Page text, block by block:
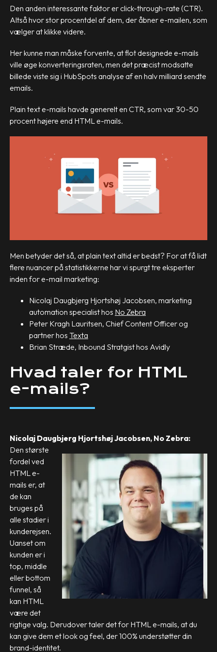
Den anden interessante faktor er click-through-rate (CTR).
Altså hvor stor procentdel af dem, der åbner e-mailen, som
vælger at klikke videre.
Her kunne man måske forvente, at flot designede e-mails
ville øge konverteringsraten, men det præcist modsatte
billede viste sig i HubSpots analyse af en halv milliard sendte
emails.
Plain text e-mails havde generelt en CTR, som var 30-50
procent højere end HTML e-mails.
Men betyder det så, at plain text altid er bedst? For at få lidt
flere nuancer på statistikkerne har vi spurgt tre eksperter
inden for e-mail marketing:
Nicolaj Daugbjerg Hjortshøj Jacobsen, marketing
automation specialist hos No Zebra
Peter Kragh Lauritsen, Chief Content Officer og
partner hos Texta
Brian Stræde, Inbound Stratgist hos Avidly
Hvad taler for HTML
e-mails?
Nicolaj Daugbjerg Hjortshøj Jacobsen, No Zebra:
Den største
fordel ved
HTML e-
mails er, at
de kan
bruges på
alle stadier i
kunderejsen.
Uanset om
kunden er i
top, middle
eller bottom
funnel, så
kan HTML
være det
rigtige valg. Derudover taler det for HTML e-mails, at du
kan give dem et look og feel, der 100% understøtter din
brand-identitet.